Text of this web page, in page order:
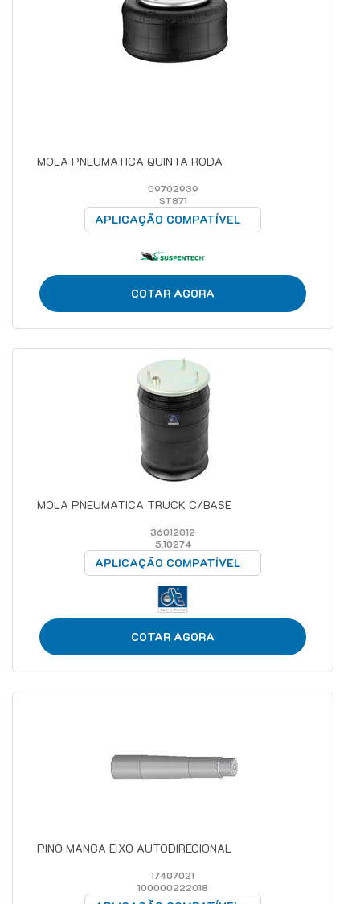
MOLA PNEUMATICA QUINTA RODA
09702939
ST871
APLICAÇÃO COMPATÍVEL
COTAR AGORA
MOLA PNEUMATICA TRUCK C/BASE
36012012
5.10274
APLICAÇÃO COMPATÍVEL
COTAR AGORA
PINO MANGA EIXO AUTODIRECIONAL
17407021
100000222018